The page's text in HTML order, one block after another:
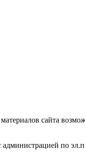
сайта
по